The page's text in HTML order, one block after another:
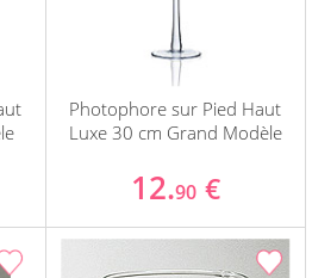
Photophore sur Pied Haut
Luxe 30 cm Grand Modèle
12.90 €